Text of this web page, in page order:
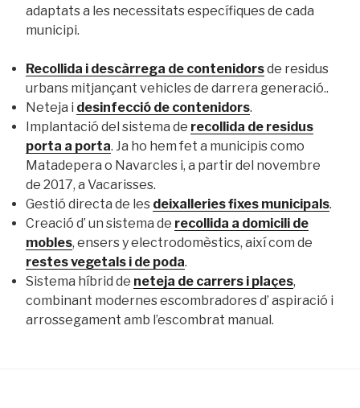
adaptats a les necessitats específiques de cada
municipi.
Recollida i descàrrega de contenidorsde residus
urbans mitjançant vehicles de darrera generació..
Neteja i desinfecció de contenidors.
Implantació del sistema de recollida de residus
porta a porta. Ja ho hem fet a municipis como
Matadepera o Navarcles i, a partir del novembre
de 2017, a Vacarisses.
Gestió directa de les deixalleries fixes municipals.
Creació d’ un sistema de recollida a domicili de
mobles, ensers y electrodomèstics, així com de
restes vegetals i de poda.
Sistema híbrid de neteja de carrers i plaçes,
combinant modernes escombradores d’ aspiració i
arrossegament amb l’escombrat manual.